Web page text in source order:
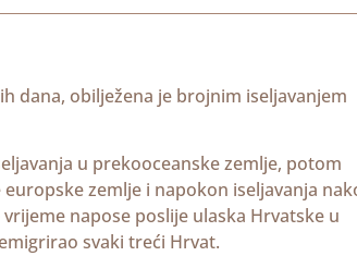
dana, obilježena je brojnim iseljavanjem
u prekooceanske zemlje, potom
zemlje i napokon iseljavanja
napose poslije ulaska Hrvatske u
svaki treći Hrvat.